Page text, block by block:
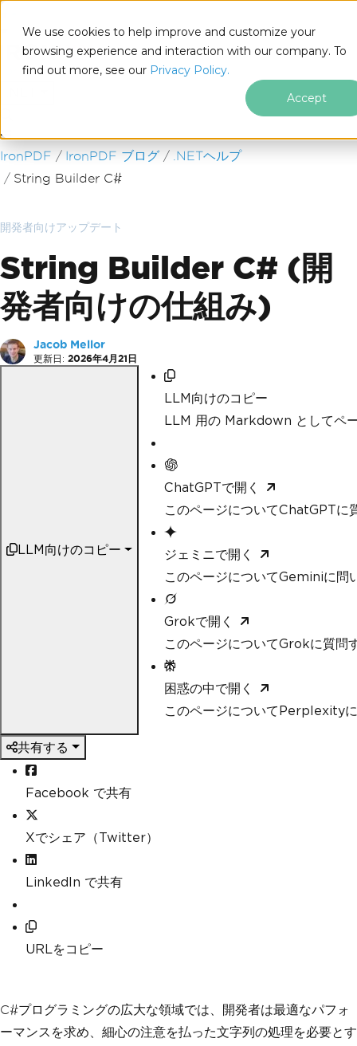
We use cookies to help improve and customize your
browsing experience and interaction with our company. To
find out more, see our Privacy Policy.
Accept
フッターコンテンツにスキップ
IronPDF IronPDF ブログ
.NETヘルプ
String Builder C#
開発者向けアップデート
String Builder C# (開
発者向けの仕組み)
Jacob Mellor
更新日: 2026年4月21日
LLM向けのコピー
LLM向けのコピー
LLM 用の Markdown としてペ
ChatGPTで開く
このページについてChatGPTに
ジェミニで開く
このページについてGeminiに問
Grokで開く
このページについてGrokに質問
困惑の中で開く
このページについてPerplexity
共有する
Facebook で共有
Xでシェア（Twitter）
LinkedIn で共有
URLをコピー
C#プログラミングの広大な領域では、開発者は最適なパフォ
ーマンスを求め、細心の注意を払った文字列の処理を必要とす